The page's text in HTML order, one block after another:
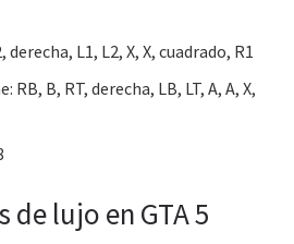
derecha, L1, L2, X, X, cuadrado, R1
RB, B, RT, derecha, LB, LT, A, A, X,
de lujo en GTA 5